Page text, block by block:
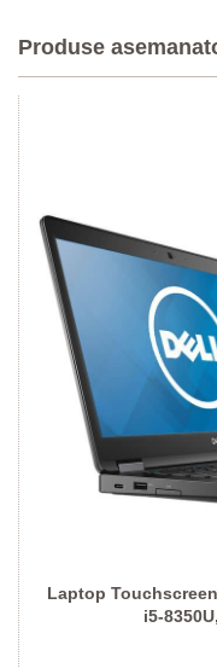
Produse
Laptop
i5-